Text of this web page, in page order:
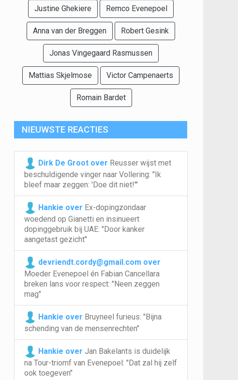
Justine Ghekiere Remco Evenepoel
Anna van der Breggen Robert Gesink
Jonas Vingegaard Rasmussen
Mattias Skjelmose Victor Campenaerts
Romain Bardet
NIEUWSTE REACTIES
Dirk De Groot over Reusser wijst met
beschuldigende vinger naar Vollering: "Ik
bleef maar zeggen: 'Doe dit niet!'"
Hankie over Ex-dopingzondaar
woedend op Gianetti en insinueert
dopinggebruik bij UAE: "Door kanker
aangetast gezicht"
devriendt.cordy@gmail.com over
Moeder Evenepoel én Fabian Cancellara
breken lans voor respect: "Neen zeggen
mag"
Hankie over Bruyneel furieus: "Bijna
schending van de mensenrechten"
Hankie over Jan Bakelants is duidelijk
na Tour-triomf van Evenepoel: "Dat zal hij zelf
ook toegeven"